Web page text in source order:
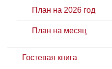
План на 2026 год
План на месяц
Гостевая книга